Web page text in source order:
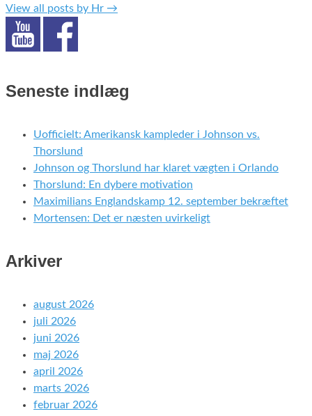
View all posts by Hr →
Seneste indlæg
Uofficielt: Amerikansk kampleder i Johnson vs.
Thorslund
Johnson og Thorslund har klaret vægten i Orlando
Thorslund: En dybere motivation
Maximilians Englandskamp 12. september bekræftet
Mortensen: Det er næsten uvirkeligt
Arkiver
august 2026
juli 2026
juni 2026
maj 2026
april 2026
marts 2026
februar 2026